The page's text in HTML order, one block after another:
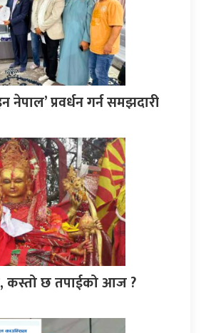
प्रवर्धन गर्न समझदारी
कस्तो छ तपाईको आज ?